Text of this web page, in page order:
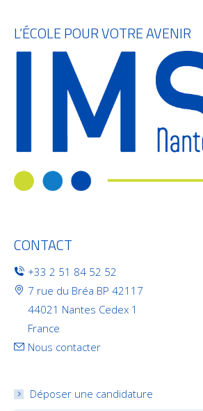
L’ÉCOLE POUR VOTRE AVENIR
CONTACT
+33 2 51 84 52 52
7 rue du Bréa BP 42117
44021 Nantes Cedex 1
France
Nous contacter
Déposer une candidature